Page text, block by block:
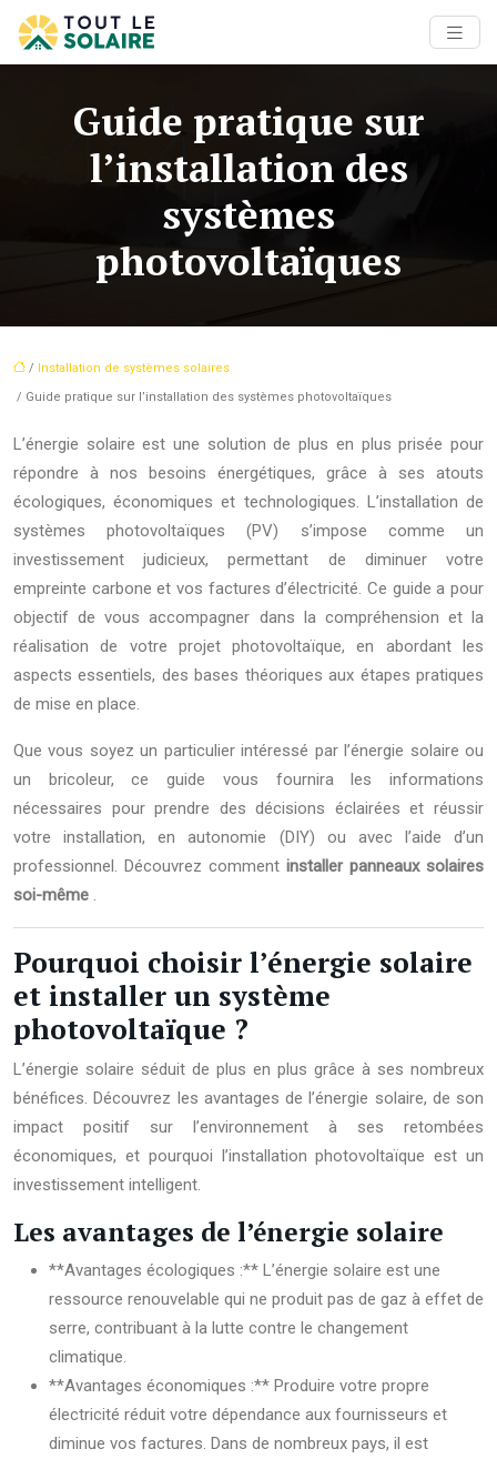
Guide pratique sur
l’installation des
systèmes
photovoltaïques
/ Installation de systèmes solaires
/ Guide pratique sur l’installation des systèmes photovoltaïques
L’énergie solaire est une solution de plus en plus prisée pour
répondre à nos besoins énergétiques, grâce à ses atouts
écologiques, économiques et technologiques. L’installation de
systèmes photovoltaïques (PV) s’impose comme un
investissement judicieux, permettant de diminuer votre
empreinte carbone et vos factures d’électricité. Ce guide a pour
objectif de vous accompagner dans la compréhension et la
réalisation de votre projet photovoltaïque, en abordant les
aspects essentiels, des bases théoriques aux étapes pratiques
de mise en place.
Que vous soyez un particulier intéressé par l’énergie solaire ou
un bricoleur, ce guide vous fournira les informations
nécessaires pour prendre des décisions éclairées et réussir
votre installation, en autonomie (DIY) ou avec l’aide d’un
professionnel. Découvrez comment installer panneaux solaires
soi-même .
Pourquoi choisir l’énergie solaire
et installer un système
photovoltaïque ?
L’énergie solaire séduit de plus en plus grâce à ses nombreux
bénéfices. Découvrez les avantages de l’énergie solaire, de son
impact positif sur l’environnement à ses retombées
économiques, et pourquoi l’installation photovoltaïque est un
investissement intelligent.
Les avantages de l’énergie solaire
**Avantages écologiques :** L’énergie solaire est une
ressource renouvelable qui ne produit pas de gaz à effet de
serre, contribuant à la lutte contre le changement
climatique.
**Avantages économiques :** Produire votre propre
électricité réduit votre dépendance aux fournisseurs et
diminue vos factures. Dans de nombreux pays, il est